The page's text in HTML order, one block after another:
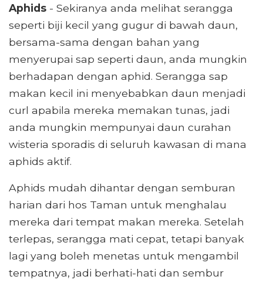
Aphids - Sekiranya anda melihat serangga
seperti biji kecil yang gugur di bawah daun,
bersama-sama dengan bahan yang
menyerupai sap seperti daun, anda mungkin
berhadapan dengan aphid. Serangga sap
makan kecil ini menyebabkan daun menjadi
curl apabila mereka memakan tunas, jadi
anda mungkin mempunyai daun curahan
wisteria sporadis di seluruh kawasan di mana
aphids aktif.
Aphids mudah dihantar dengan semburan
harian dari hos Taman untuk menghalau
mereka dari tempat makan mereka. Setelah
terlepas, serangga mati cepat, tetapi banyak
lagi yang boleh menetas untuk mengambil
tempatnya, jadi berhati-hati dan sembur